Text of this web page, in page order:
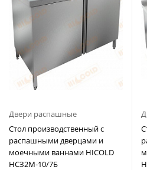
Двери распашные
Стол производственный с
распашными дверцами и
моечными ваннами HICOLD
НСЗ2М-10/7Б